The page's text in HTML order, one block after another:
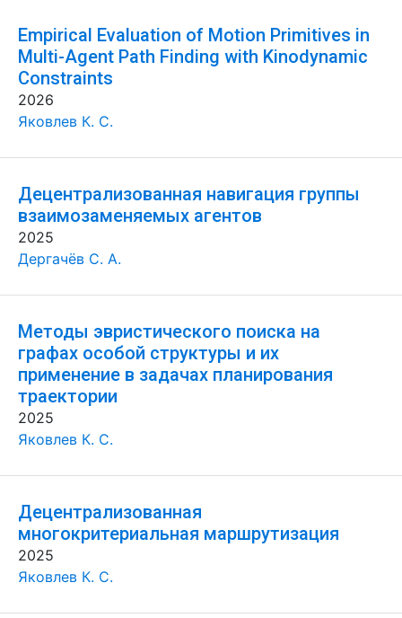
Empirical Evaluation of Motion Primitives in
Multi-Agent Path Finding with Kinodynamic
Constraints
2026
Яковлев К. С.
Децентрализованная навигация группы
взаимозаменяемых агентов
2025
Дергачёв С. А.
Методы эвристического поиска на
графах особой структуры и их
применение в задачах планирования
траектории
2025
Яковлев К. С.
Децентрализованная
многокритериальная маршрутизация
2025
Яковлев К. С.